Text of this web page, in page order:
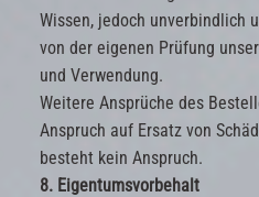
Wissen, jedoch unverbindlich
von der eigenen Prüfung
und Verwendung.
Weitere Ansprüche des
Anspruch auf Ersatz von
besteht kein Anspruch.
8. Eigentumsvorbehalt